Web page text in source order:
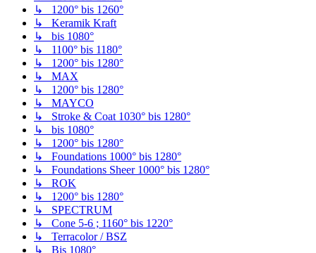
↳ 1200° bis 1260°
↳ Keramik Kraft
↳ bis 1080°
↳ 1100° bis 1180°
↳ 1200° bis 1280°
↳ MAX
↳ 1200° bis 1280°
↳ MAYCO
↳ Stroke & Coat 1030° bis 1280°
↳ bis 1080°
↳ 1200° bis 1280°
↳ Foundations 1000° bis 1280°
↳ Foundations Sheer 1000° bis 1280°
↳ ROK
↳ 1200° bis 1280°
↳ SPECTRUM
↳ Cone 5-6 ; 1160° bis 1220°
↳ Terracolor / BSZ
↳ Bis 1080°